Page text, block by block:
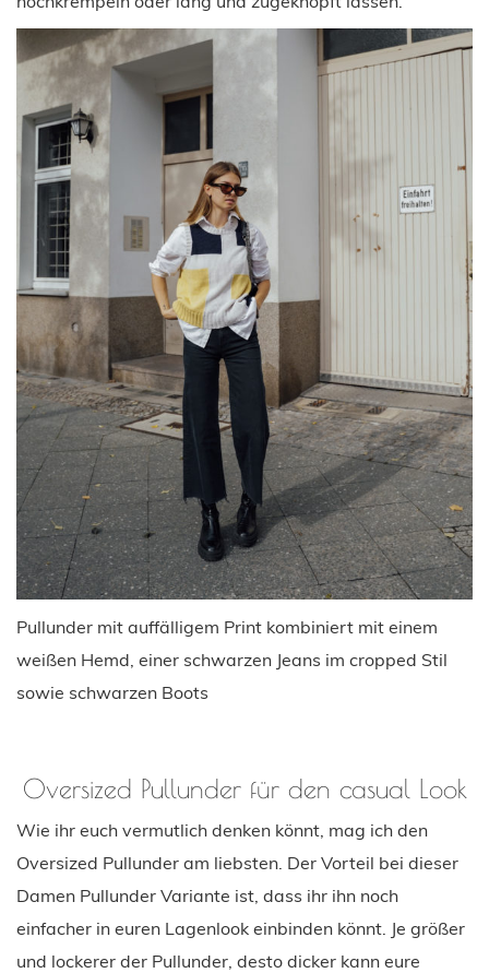
Pullunder mit auffälligem Print kombiniert mit einem
weißen Hemd, einer schwarzen Jeans im cropped Stil
sowie schwarzen Boots
Oversized Pullunder für den casual Look
Wie ihr euch vermutlich denken könnt, mag ich den
Oversized Pullunder am liebsten. Der Vorteil bei dieser
Damen Pullunder Variante ist, dass ihr ihn noch
einfacher in euren Lagenlook einbinden könnt. Je größer
und lockerer der Pullunder, desto dicker kann eure